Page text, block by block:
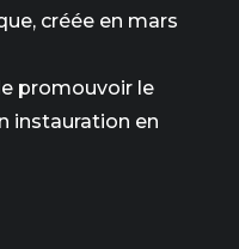
créée en mars
promouvoir le
instauration en